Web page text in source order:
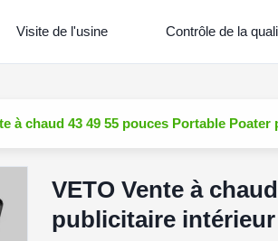
Visite de l'usine Contrôle de la
à chaud 43 49 55 pouces Portable
VETO Vente à
publicitaire